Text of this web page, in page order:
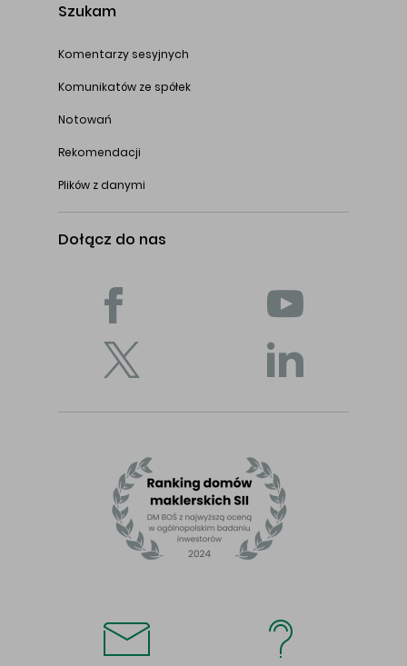
Szukam
Komentarzy sesyjnych
Komunikatów ze spółek
Notowań
Rekomendacji
Plików z danymi
Dołącz do nas